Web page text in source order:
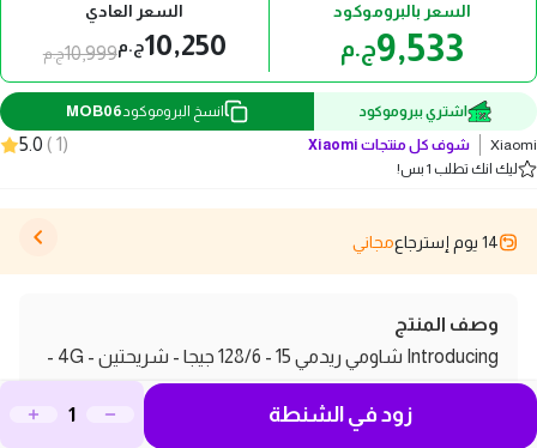
السعر بالبروموكود
9,533ج.م
السعر العادي
10,250ج.م10,999ج.م
اشتري ببروموكود انسخ البروموكود MOB06
Xiaomi شوف كل منتجات Xiaomi
(
1
)
5.0
ليك انك تطلب 1 بس!
14 يوم إسترجاع مجاني
وصف المنتج
Introducing شاومي ريدمي 15 - 128/6 جيجا - شريحتين - 4G -
أسود، الهاتف الذكي المثالي الذي يجمع بين الأداء القوي
والتصميم الأنيق. يتميز هذا الجهاز بشاشة عالية الدقة وحجم
زود في الشنطة